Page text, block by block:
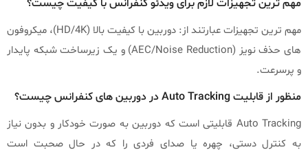
مهم‌ ترین تجهیزات لازم برای ویدئو کنفرانس با کیفیت چیست؟
مهم‌ ترین تجهیزات عبارتند از: دوربین با کیفیت بالا (HD/4K)، میکروفون‌
های حذف نویز (AEC/Noise Reduction) و یک زیرساخت شبکه پایدار
و پرسرعت.
منظور از قابلیت Auto Tracking در دوربین‌ های کنفرانس چیست؟
Auto Tracking قابلیتی است که دوربین به صورت خودکار و بدون نیاز
به کنترل دستی، چهره یا صدای فردی را که در حال صحبت است